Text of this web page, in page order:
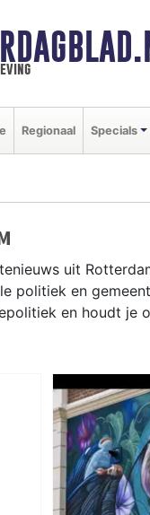
Regionaal Specials
uit
politiek en
en houdt je
en het
vernieuwing in